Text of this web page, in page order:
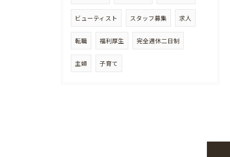
ビューティスト スタッフ募集 求人
転職 福利厚生 完全週休二日制
主婦 子育て